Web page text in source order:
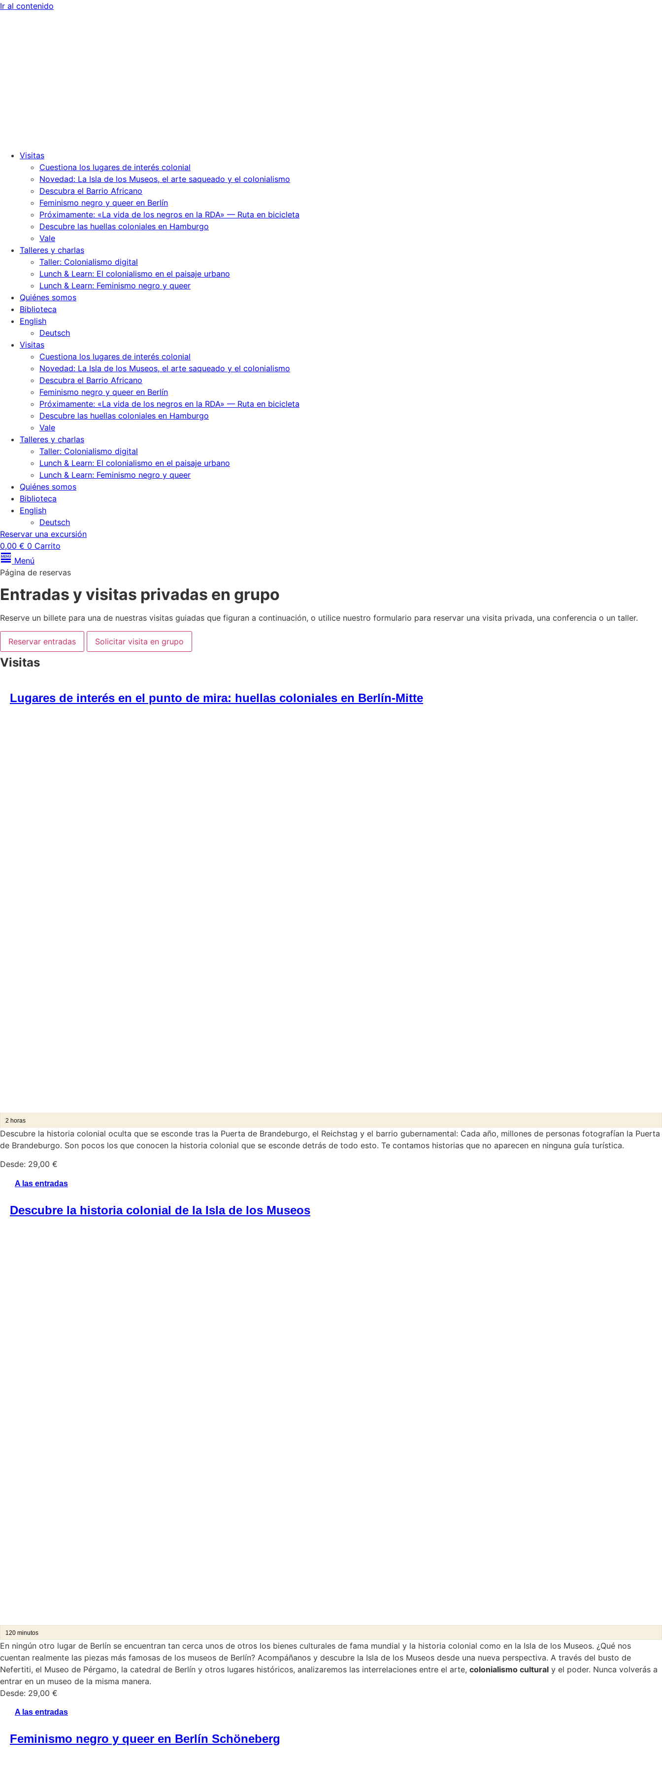
Ir al contenido
Visitas
Cuestiona los lugares de interés colonial
Novedad: La Isla de los Museos, el arte saqueado y el colonialismo
Descubra el Barrio Africano
Feminismo negro y queer en Berlín
Próximamente: «La vida de los negros en la RDA» — Ruta en bicicleta
Descubre las huellas coloniales en Hamburgo
Vale
Talleres y charlas
Taller: Colonialismo digital
Lunch & Learn: El colonialismo en el paisaje urbano
Lunch & Learn: Feminismo negro y queer
Quiénes somos
Biblioteca
English
Deutsch
Visitas
Cuestiona los lugares de interés colonial
Novedad: La Isla de los Museos, el arte saqueado y el colonialismo
Descubra el Barrio Africano
Feminismo negro y queer en Berlín
Próximamente: «La vida de los negros en la RDA» — Ruta en bicicleta
Descubre las huellas coloniales en Hamburgo
Vale
Talleres y charlas
Taller: Colonialismo digital
Lunch & Learn: El colonialismo en el paisaje urbano
Lunch & Learn: Feminismo negro y queer
Quiénes somos
Biblioteca
English
Deutsch
Reservar una excursión
0,00 € 0 Carrito
Menú
Página de reservas
Entradas y visitas privadas en grupo
Reserve un billete para una de nuestras visitas guiadas que figuran a continuación, o utilice nuestro formulario para reservar una visita privada, una conferencia o un taller.
Reservar entradas Solicitar visita en grupo
Visitas
Lugares de interés en el punto de mira: huellas coloniales en Berlín-Mitte
2 horas
Descubre la historia colonial oculta que se esconde tras la Puerta de Brandeburgo, el Reichstag y el barrio gubernamental: Cada año, millones de personas fotografían la Puerta
de Brandeburgo. Son pocos los que conocen la historia colonial que se esconde detrás de todo esto. Te contamos historias que no aparecen en ninguna guía turística.
Desde: 29,00 €
A las entradas
Descubre la historia colonial de la Isla de los Museos
120 minutos
En ningún otro lugar de Berlín se encuentran tan cerca unos de otros los bienes culturales de fama mundial y la historia colonial como en la Isla de los Museos. ¿Qué nos
cuentan realmente las piezas más famosas de los museos de Berlín? Acompáñanos y descubre la Isla de los Museos desde una nueva perspectiva. A través del busto de
Nefertiti, el Museo de Pérgamo, la catedral de Berlín y otros lugares históricos, analizaremos las interrelaciones entre el arte, colonialismo cultural y el poder. Nunca volverás a
entrar en un museo de la misma manera.
Desde: 29,00 €
A las entradas
Feminismo negro y queer en Berlín Schöneberg